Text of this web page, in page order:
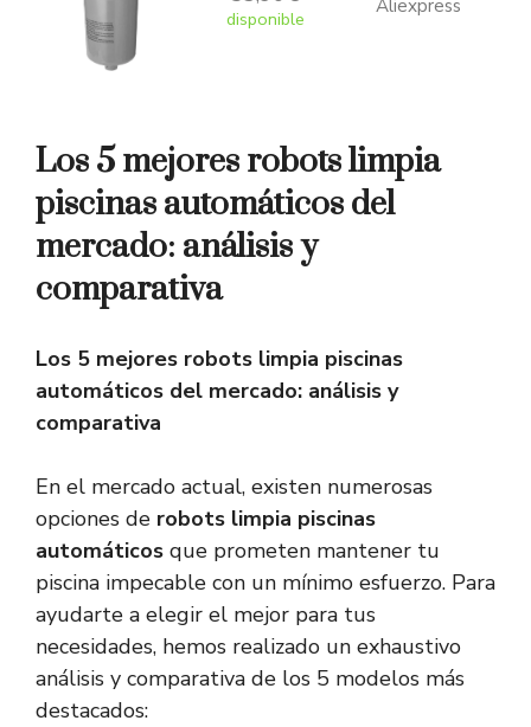
disponible
Aliexpress
Los 5 mejores robots limpia
piscinas automáticos del
mercado: análisis y
comparativa
Los 5 mejores robots limpia piscinas
automáticos del mercado: análisis y
comparativa
En el mercado actual, existen numerosas
opciones de robots limpia piscinas
automáticos que prometen mantener tu
piscina impecable con un mínimo esfuerzo. Para
ayudarte a elegir el mejor para tus
necesidades, hemos realizado un exhaustivo
análisis y comparativa de los 5 modelos más
destacados: